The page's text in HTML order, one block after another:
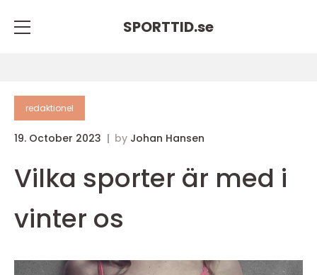
SPORTTID.se
redaktionel
19. October 2023 by Johan Hansen
Vilka sporter är med i
vinter os